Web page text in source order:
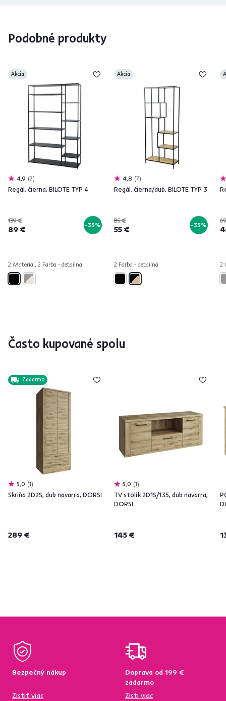
Podobné produkty
Akcia
4,9 7
Regál, čierna, BILOTE TYP 4
139 €
89 € -35%
2 Materiál, 2 Farba - detailná
Akcia
4,8 7
Regál, čierna/dub, BILOTE TYP 3
85 €
55 € -35%
2 Farba - detailná 2
Často kupované spolu
Zadarmo
5,0 1
Skriňa 2D2S, dub navarra, DORSI
289 €
5,0 1
TV stolík 2D1S/135, dub navarra,
DORSI
145 €
Bezpečný nákup
Zistiť viac
Doprava od 199 €
zadarmo
Zisti viac